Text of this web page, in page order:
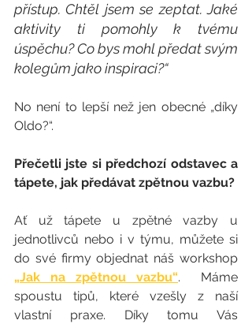
přístup. Chtěl jsem se zeptat. Jaké
aktivity ti pomohly k tvému
úspěchu? Co bys mohl předat svým
kolegům jako inspiraci?“
No není to lepší než jen obecné „díky
Oldo?“.
Přečetli jste si předchozí odstavec a
tápete, jak předávat zpětnou vazbu?
Ať už tápete u zpětné vazby u
jednotlivců nebo i v týmu, můžete si
„Jak na zpětnou vazbu“.  Máme
spoustu tipů, které vzešly z naší
vlastní praxe. Díky tomu Vás